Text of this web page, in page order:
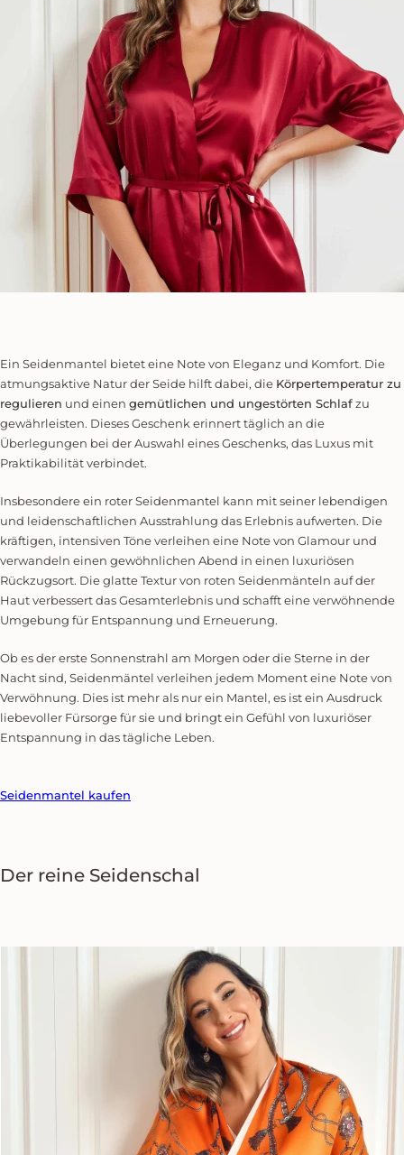
Ein Seidenmantel bietet eine Note von Eleganz und Komfort. Die
atmungsaktive Natur der Seide hilft dabei, die Körpertemperatur zu
regulieren und einen gemütlichen und ungestörten Schlafzu
gewährleisten. Dieses Geschenk erinnert täglich an die
Überlegungen bei der Auswahl eines Geschenks, das Luxus mit
Praktikabilität verbindet.
Insbesondere ein roter Seidenmantel kann mit seiner lebendigen
und leidenschaftlichen Ausstrahlung das Erlebnis aufwerten. Die
kräftigen, intensiven Töne verleihen eine Note von Glamour und
verwandeln einen gewöhnlichen Abend in einen luxuriösen
Rückzugsort. Die glatte Textur von roten Seidenmänteln auf der
Haut verbessert das Gesamterlebnis und schafft eine verwöhnende
Umgebung für Entspannung und Erneuerung.
Ob es der erste Sonnenstrahl am Morgen oder die Sterne in der
Nacht sind, Seidenmäntel verleihen jedem Moment eine Note von
Verwöhnung. Dies ist mehr als nur ein Mantel, es ist ein Ausdruck
liebevoller Fürsorge für sie und bringt ein Gefühl von luxuriöser
Entspannung in das tägliche Leben.
Seidenmantel kaufen
Der reine Seidenschal